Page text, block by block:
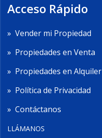
Acceso Rápido
» Vender mi Propiedad
» Propiedades en Venta
» Propiedades en Alquiler
» Política de Privacidad
» Contáctanos
LLÁMANOS